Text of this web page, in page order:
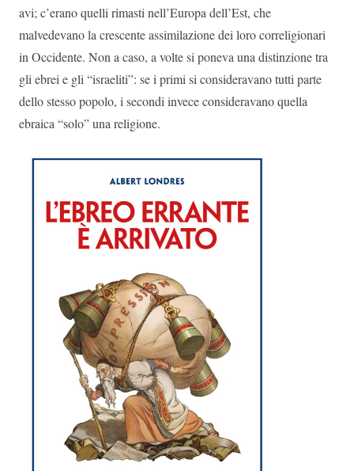
avi; c’erano quelli rimasti nell’Europa dell’Est, che
malvedevano la crescente assimilazione dei loro correligionari
in Occidente. Non a caso, a volte si poneva una distinzione tra
gli ebrei e gli “israeliti”: se i primi si consideravano tutti parte
dello stesso popolo, i secondi invece consideravano quella
ebraica “solo” una religione.